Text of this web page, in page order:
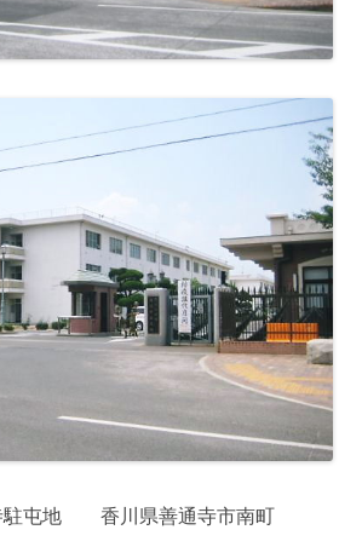
駐屯地 香川県善通寺市南町